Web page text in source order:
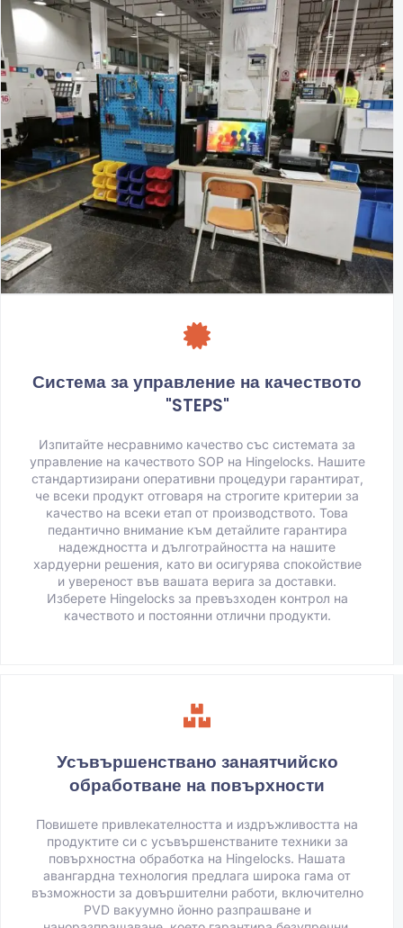
Система за управление на качеството
"STEPS"
Изпитайте несравнимо качество със системата за
управление на качеството SOP на Hingelocks. Нашите
стандартизирани оперативни процедури гарантират,
че всеки продукт отговаря на строгите критерии за
качество на всеки етап от производството. Това
педантично внимание към детайлите гарантира
надеждността и дълготрайността на нашите
хардуерни решения, като ви осигурява спокойствие
и увереност във вашата верига за доставки.
Изберете Hingelocks за превъзходен контрол на
качеството и постоянни отлични продукти.
Усъвършенствано занаятчийско
обработване на повърхности
Повишете привлекателността и издръжливостта на
продуктите си с усъвършенстваните техники за
повърхностна обработка на Hingelocks. Нашата
авангардна технология предлага широка гама от
възможности за довършителни работи, включително
PVD вакуумно йонно разпрашване и